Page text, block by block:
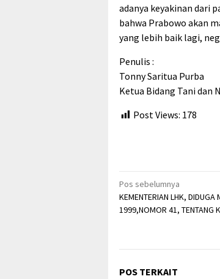
adanya keyakinan dari
bahwa Prabowo akan
yang lebih baik lagi,
Penulis :
Tonny Saritua Purba
Ketua Bidang Tani dan
Post Views: 178
Navigasi
pos
Pos sebelumnya
KEMENTERIAN LHK, DIDUGA
1999,NOMOR 41, TENTANG
POS TERKAIT